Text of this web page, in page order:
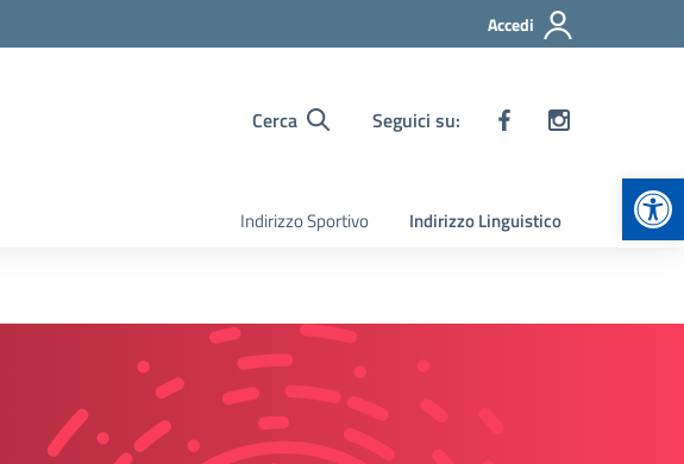
Accedi
Cerca Seguici su:
Indirizzo Sportivo Indirizzo Linguistico